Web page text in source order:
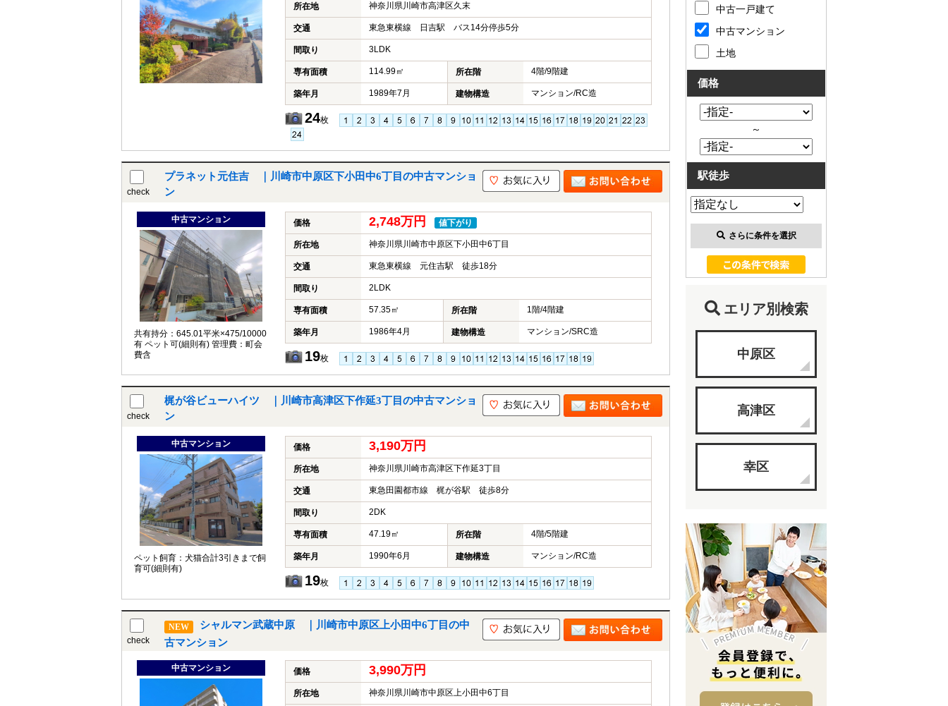
所在地 神奈川県川崎市高津区久末
交通 東急東横線 日吉駅 バス14分停歩5分
間取り 3LDK
専有面積 114.99㎡ 所在階 4階/9階建
築年月 1989年7月 建物構造 マンション/RC造
24枚
check
プラネット元住吉 ｜川崎市中原区下小田中6丁目の中古マンショ
ン
中古マンション
共有持分：645.01平米×475/10000
有 ペット可(細則有) 管理費：町会
費含
価格 2,748万円 値下がり
所在地 神奈川県川崎市中原区下小田中6丁目
交通 東急東横線 元住吉駅 徒歩18分
間取り 2LDK
専有面積 57.35㎡ 所在階 1階/4階建
築年月 1986年4月 建物構造 マンション/SRC造
19枚
check
梶が谷ビューハイツ ｜川崎市高津区下作延3丁目の中古マンショ
ン
中古マンション
ペット飼育：犬猫合計3引きまで飼
育可(細則有)
価格 3,190万円
所在地 神奈川県川崎市高津区下作延3丁目
交通 東急田園都市線 梶が谷駅 徒歩8分
間取り 2DK
専有面積 47.19㎡ 所在階 4階/5階建
築年月 1990年6月 建物構造 マンション/RC造
19枚
check
NEW
シャルマン武蔵中原 ｜川崎市中原区上小田中6丁目の中
古マンション
中古マンション 価格 3,990万円
所在地 神奈川県川崎市中原区上小田中6丁目
中古一戸建て
中古マンション
土地
価格
～
駅徒歩
さらに条件を選択
エリア別検索
中原区
高津区
幸区